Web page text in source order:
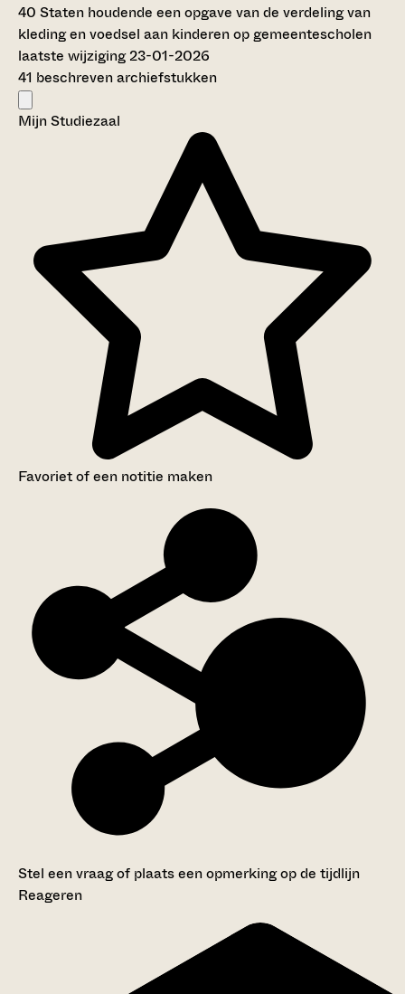
40 Staten houdende een opgave van de verdeling van
kleding en voedsel aan kinderen op gemeentescholen
laatste wijziging 23-01-2026
41 beschreven archiefstukken
Mijn Studiezaal
Favoriet of een notitie maken
Stel een vraag of plaats een opmerking op de tijdlijn
Reageren